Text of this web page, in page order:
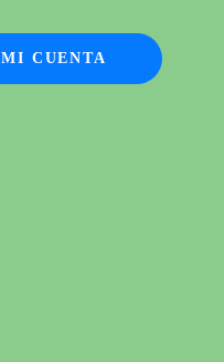
MI CUENTA